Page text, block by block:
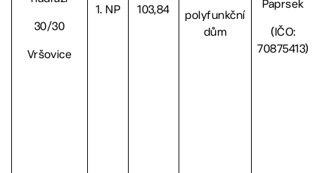
30/30
Vršovice
1. NP 103,84
polyfunkční
dům
Paprsek
(IČO:
70875413)